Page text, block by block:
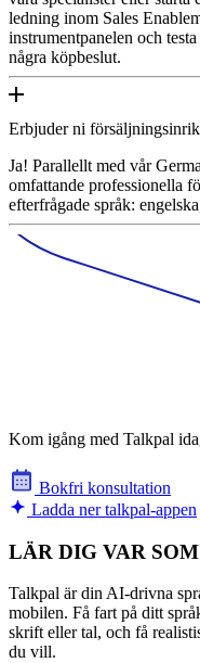
ledning inom Sales
instrumentpanelen och
några köpbeslut.
Erbjuder ni
Ja! Parallellt med vår
omfattande professionella
efterfrågade språk:
Kom igång med Talkpal
Bokfri konsultation
Ladda ner talkpal-appen
LÄR DIG VAR
Talkpal är din AI-drivna
mobilen. Få fart på ditt
skrift eller tal, och få
du vill.